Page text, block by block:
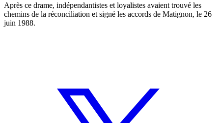
Après ce drame, indépendantistes et loyalistes avaient trouvé les
chemins de la réconciliation et signé les accords de Matignon, le 26
juin 1988.